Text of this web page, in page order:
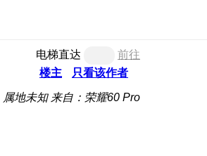
电梯直达
前往
楼主
只看该作者
属地未知 来自：荣耀60 Pro